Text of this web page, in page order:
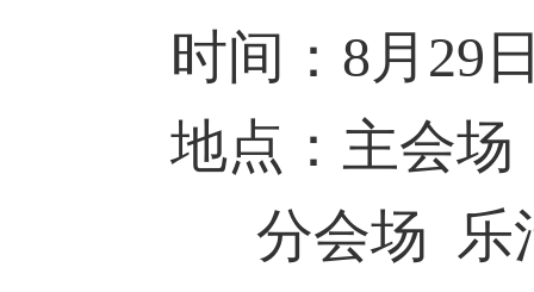
时间： 8月 29
地点：主会场
分会场 乐